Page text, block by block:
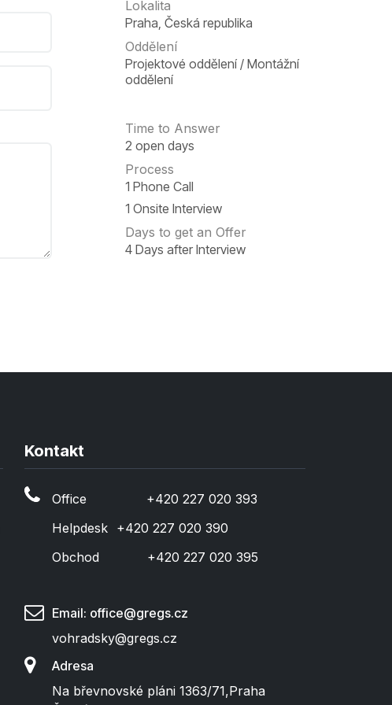
Lokalita
Praha, Česká republika
Oddělení
Projektové oddělení / Montážní
oddělení
Time to Answer
2 open days
Process
1 Phone Call
1 Onsite Interview
Days to get an Offer
4 Days after Interview
Kontakt
Office
​+420 227 020 393
Helpdesk ​+420 227 020 390
Obchod
​+420 227 020 395
Email: office@gregs.cz
vohradsky@gregs.cz
Adresa
Na břevnovské pláni 1363/71,Praha